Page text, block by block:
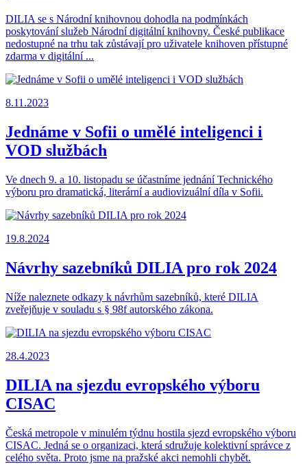
DILIA se s Národní knihovnou dohodla na podmínkách
poskytování služeb Národní digitální knihovny. České publikace
nedostupné na trhu tak zůstávají pro uživatele knihoven přístupné
zdarma v digitální ...
8.11.2023
Jednáme v Sofii o umělé inteligenci i
VOD službách
Ve dnech 9. a 10. listopadu se účastníme jednání Technického
výboru pro dramatická, literární a audiovizuální díla v Sofii.
19.8.2024
Návrhy sazebníků DILIA pro rok 2024
Níže naleznete odkazy k návrhům sazebníků, které DILIA
zveřejňuje v souladu s § 98f autorského zákona.
28.4.2023
DILIA na sjezdu evropského výboru
CISAC
Česká metropole v minulém týdnu hostila sjezd evropského výboru
CISAC. Jedná se o organizaci, která sdružuje kolektivní správce z
celého světa. Proto jsme na pražské akci nemohli chybět.